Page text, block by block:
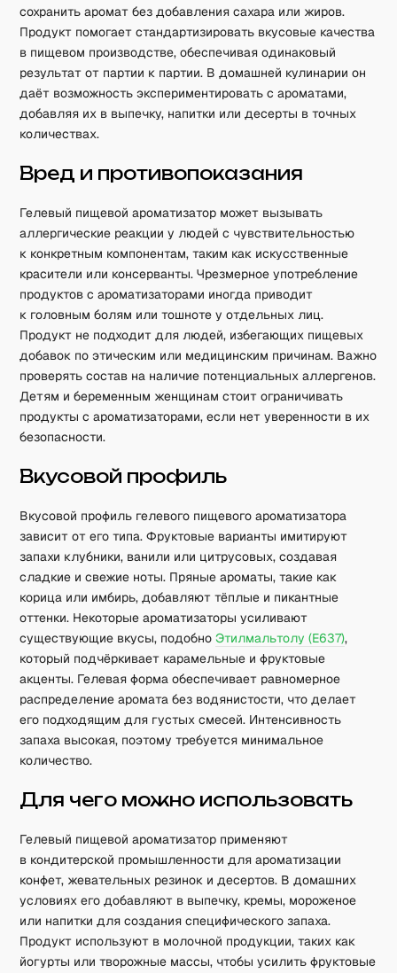
сохранить аромат без добавления сахара или жиров.
Продукт помогает стандартизировать вкусовые качества
в пищевом производстве, обеспечивая одинаковый
результат от партии к партии. В домашней кулинарии он
даёт возможность экспериментировать с ароматами,
добавляя их в выпечку, напитки или десерты в точных
количествах.
Вред и противопоказания
Гелевый пищевой ароматизатор может вызывать
аллергические реакции у людей с чувствительностью
к конкретным компонентам, таким как искусственные
красители или консерванты. Чрезмерное употребление
продуктов с ароматизаторами иногда приводит
к головным болям или тошноте у отдельных лиц.
Продукт не подходит для людей, избегающих пищевых
добавок по этическим или медицинским причинам. Важно
проверять состав на наличие потенциальных аллергенов.
Детям и беременным женщинам стоит ограничивать
продукты с ароматизаторами, если нет уверенности в их
безопасности.
Вкусовой профиль
Вкусовой профиль гелевого пищевого ароматизатора
зависит от его типа. Фруктовые варианты имитируют
запахи клубники, ванили или цитрусовых, создавая
сладкие и свежие ноты. Пряные ароматы, такие как
корица или имбирь, добавляют тёплые и пикантные
оттенки. Некоторые ароматизаторы усиливают
существующие вкусы, подобноЭтилмальтолу (E637),
который подчёркивает карамельные и фруктовые
акценты. Гелевая форма обеспечивает равномерное
распределение аромата без водянистости, что делает
его подходящим для густых смесей. Интенсивность
запаха высокая, поэтому требуется минимальное
количество.
Для чего можно использовать
Гелевый пищевой ароматизатор применяют
в кондитерской промышленности для ароматизации
конфет, жевательных резинок и десертов. В домашних
условиях его добавляют в выпечку, кремы, мороженое
или напитки для создания специфического запаха.
Продукт используют в молочной продукции, таких как
йогурты или творожные массы, чтобы усилить фруктовые